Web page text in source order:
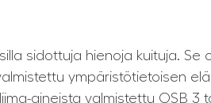
sidottuja hienoja kuituja. Se
ympäristötietoisen
aineista valmistettu OSB 3